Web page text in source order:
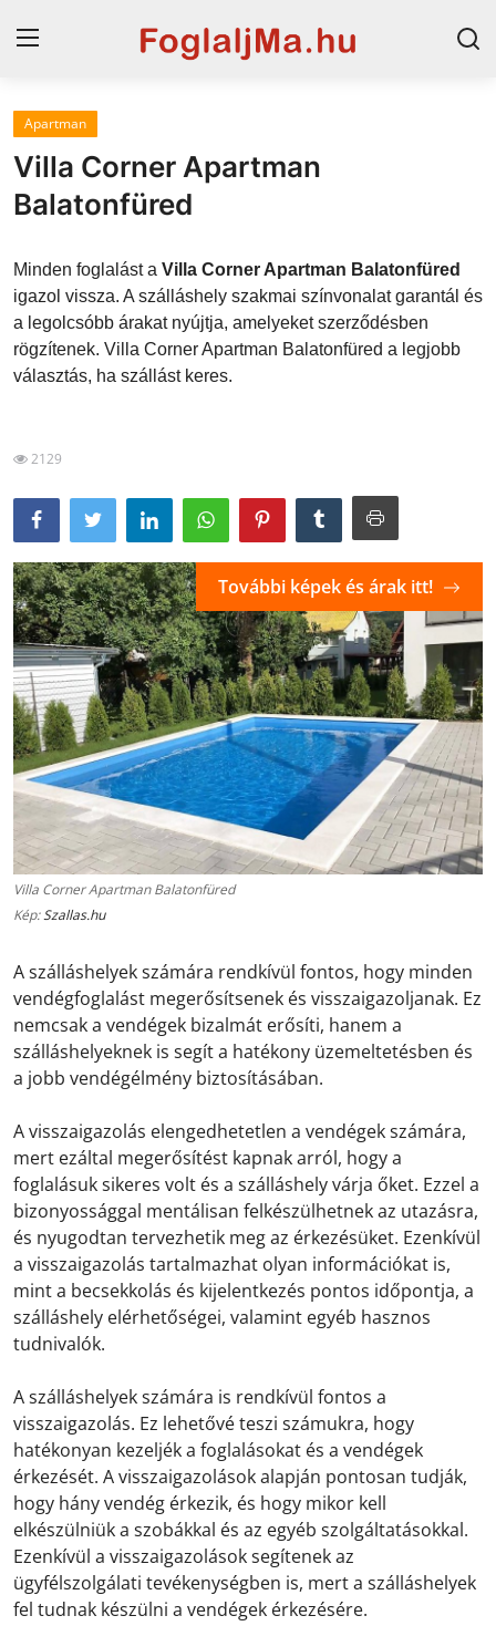
Horvát tengerpart
Magyarország
Szállások a Balatonon
Szállások Hajdúszoboszlón
Blog
Apartman
Villa Corner Apartman
Balatonfüred
Minden foglalást a Villa Corner Apartman Balatonfüred
igazol vissza. A szálláshely szakmai színvonalat garantál és
a legolcsóbb árakat nyújtja, amelyeket szerződésben
rögzítenek. Villa Corner Apartman Balatonfüred a legjobb
választás, ha szállást keres.
2129
Villa Corner Apartman Balatonfüred
Kép:Szallas.hu
További képek és árak itt!
A szálláshelyek számára rendkívül fontos, hogy minden
vendégfoglalást megerősítsenek és visszaigazoljanak. Ez
nemcsak a vendégek bizalmát erősíti, hanem a
szálláshelyeknek is segít a hatékony üzemeltetésben és
a jobb vendégélmény biztosításában.
A visszaigazolás elengedhetetlen a vendégek számára,
mert ezáltal megerősítést kapnak arról, hogy a
foglalásuk sikeres volt és a szálláshely várja őket. Ezzel a
bizonyossággal mentálisan felkészülhetnek az utazásra,
és nyugodtan tervezhetik meg az érkezésüket. Ezenkívül
a visszaigazolás tartalmazhat olyan információkat is,
mint a becsekkolás és kijelentkezés pontos időpontja, a
szálláshely elérhetőségei, valamint egyéb hasznos
tudnivalók.
A szálláshelyek számára is rendkívül fontos a
visszaigazolás. Ez lehetővé teszi számukra, hogy
hatékonyan kezeljék a foglalásokat és a vendégek
érkezését. A visszaigazolások alapján pontosan tudják,
hogy hány vendég érkezik, és hogy mikor kell
elkészülniük a szobákkal és az egyéb szolgáltatásokkal.
Ezenkívül a visszaigazolások segítenek az
ügyfélszolgálati tevékenységben is, mert a szálláshelyek
fel tudnak készülni a vendégek érkezésére.